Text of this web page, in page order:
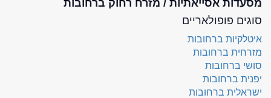
מסעדות אסייאתיות / מזרח רחוק ברחובות
סוגים פופולאריים
איטלקיות ברחובות
מזרחית ברחובות
סושי ברחובות
יפנית ברחובות
ישראלית ברחובות